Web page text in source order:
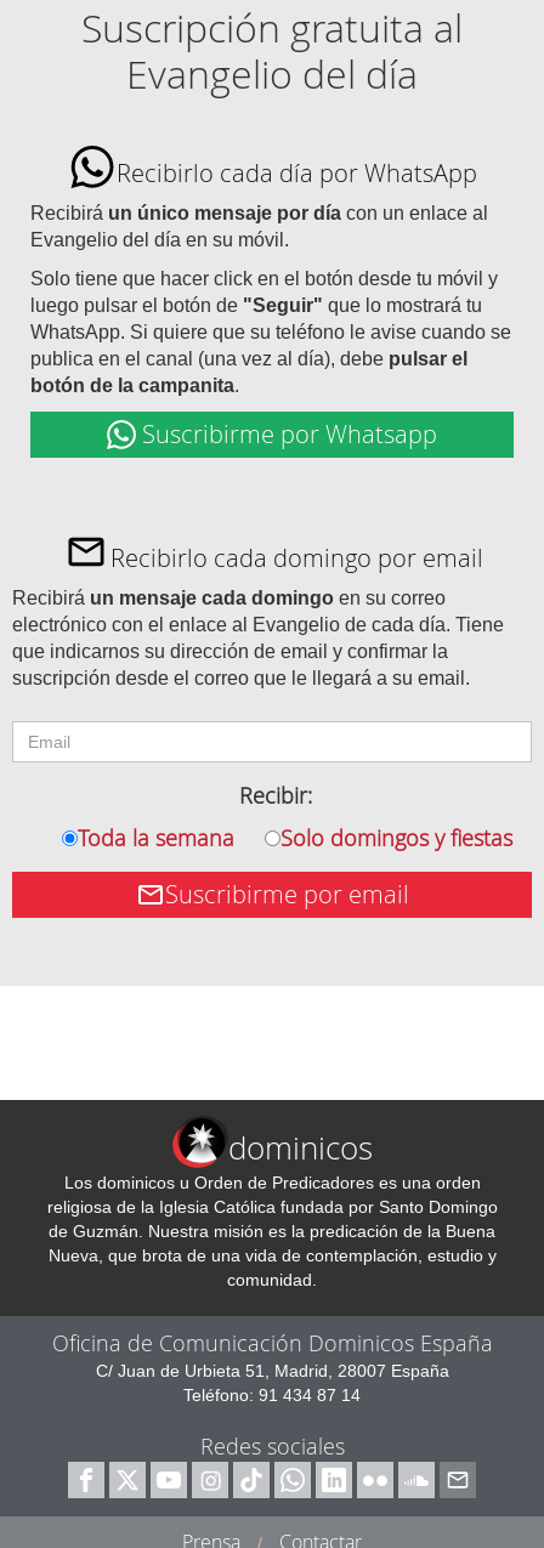
Suscripción gratuita al
Evangelio del día
Recibirlo cada día por WhatsApp
Recibirá un único mensaje por día con un enlace al
Evangelio del día en su móvil.
Solo tiene que hacer click en el botón desde tu móvil y
luego pulsar el botón de "Seguir" que lo mostrará tu
WhatsApp. Si quiere que su teléfono le avise cuando se
publica en el canal (una vez al día), debe pulsar el
botón de la campanita.
Suscribirme por Whatsapp
Recibirlo cada domingo por email
Recibirá un mensaje cada domingo en su correo
electrónico con el enlace al Evangelio de cada día. Tiene
que indicarnos su dirección de email y confirmar la
suscripción desde el correo que le llegará a su email.
Recibir:
Toda la semana
Solo domingos y fiestas
Suscribirme por email
dominicos
Los dominicos u Orden de Predicadores es una orden
religiosa de la Iglesia Católica fundada por Santo Domingo
de Guzmán. Nuestra misión es la predicación de la Buena
Nueva, que brota de una vida de contemplación, estudio y
comunidad.
Oficina de Comunicación Dominicos España
C/ Juan de Urbieta 51, Madrid, 28007 España
Teléfono: 91 434 87 14
Redes sociales
Prensa / Contactar